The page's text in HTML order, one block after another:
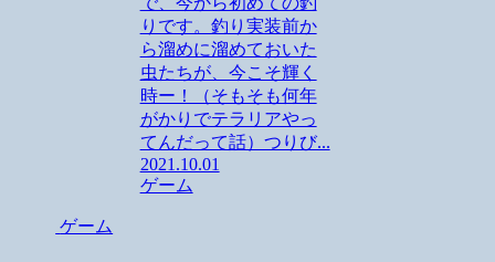
りです。釣り実装前か
ら溜めに溜めておいた
虫たちが、今こそ輝く
時ー！（そもそも何年
がかりでテラリアやっ
てんだって話）つりび...
2021.10.01
ゲーム
ゲーム